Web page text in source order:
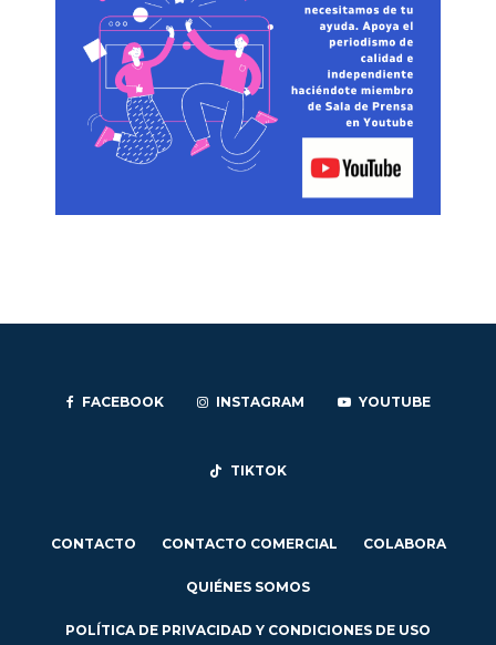
FACEBOOK INSTAGRAM YOUTUBE
TIKTOK
CONTACTO CONTACTO COMERCIAL COLABORA
QUIÉNES SOMOS
POLÍTICA DE PRIVACIDAD Y CONDICIONES DE USO